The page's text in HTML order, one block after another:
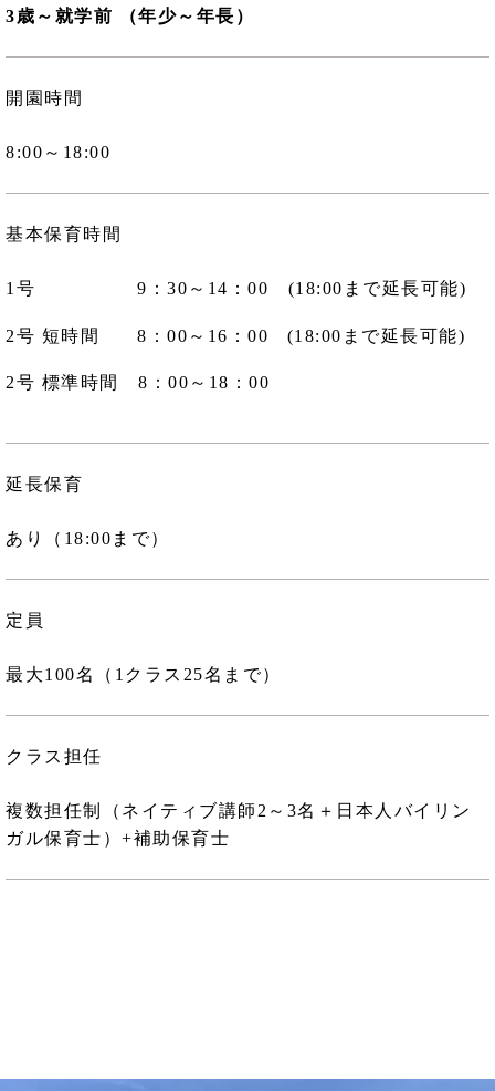
3歳～就学前 （年少～年長）
開園時間
8:00～18:00
基本保育時間
1号 9：30～14：00 (18:00まで延長可能)
2号 短時間 8：00～16：00 (18:00まで延長可能)
2号 標準時間 8：00～18：00
延長保育
あり（18:00まで）
定員
最大100名（1クラス25名まで）
クラス担任
複数担任制（ネイティブ講師2～3名＋日本人バイリン
ガル保育士）+補助保育士